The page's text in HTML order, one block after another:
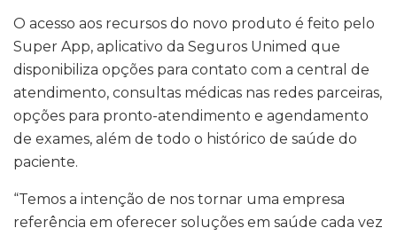
O acesso aos recursos do novo produto é feito pelo
Super App, aplicativo da Seguros Unimed que
disponibiliza opções para contato com a central de
atendimento, consultas médicas nas redes parceiras,
opções para pronto-atendimento e agendamento
de exames, além de todo o histórico de saúde do
paciente.
“Temos a intenção de nos tornar uma empresa
referência em oferecer soluções em saúde cada vez